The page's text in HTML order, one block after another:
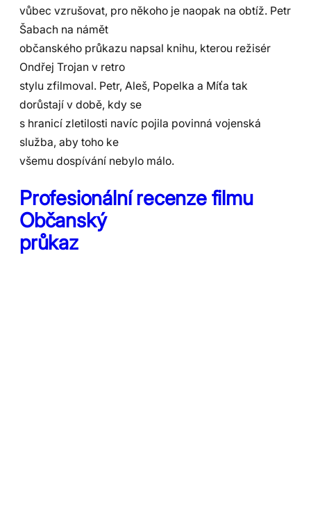
vůbec vzrušovat, pro někoho je naopak na obtíž. Petr
Šabach na námět
občanského průkazu napsal knihu, kterou režisér
Ondřej Trojan v retro
stylu zfilmoval. Petr, Aleš, Popelka a Míťa tak
dorůstají v době, kdy se
s hranicí zletilosti navíc pojila povinná vojenská
služba, aby toho ke
všemu dospívání nebylo málo.
Profesionální recenze filmu
Občanský
průkaz